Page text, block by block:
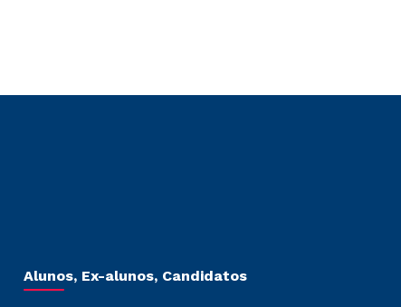
Alunos, Ex-alunos, Candidatos